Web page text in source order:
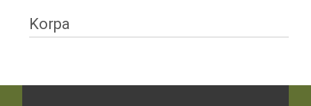
Korpa